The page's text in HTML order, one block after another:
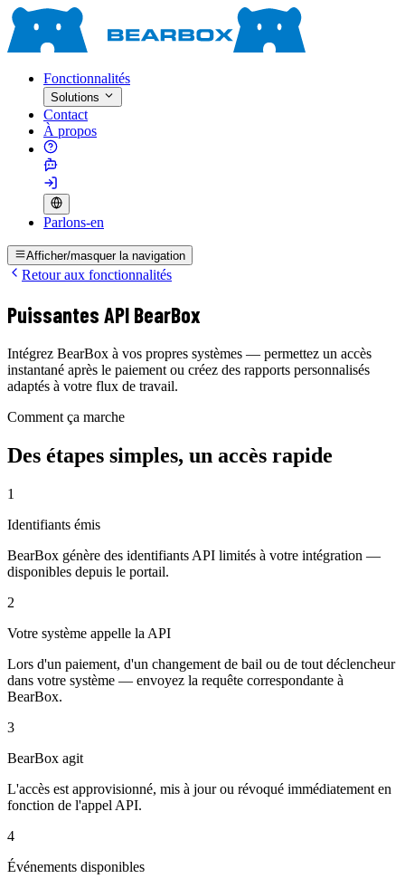
Fonctionnalités
Solutions
Contact
À propos
Parlons-en
Afficher/masquer la navigation
Retour aux fonctionnalités
Puissantes API BearBox
Intégrez BearBox à vos propres systèmes — permettez un accès
instantané après le paiement ou créez des rapports personnalisés
adaptés à votre flux de travail.
Comment ça marche
Des étapes simples, un accès rapide
1
Identifiants émis
BearBox génère des identifiants API limités à votre intégration —
disponibles depuis le portail.
2
Votre système appelle la API
Lors d'un paiement, d'un changement de bail ou de tout déclencheur
dans votre système — envoyez la requête correspondante à
BearBox.
3
BearBox agit
L'accès est approvisionné, mis à jour ou révoqué immédiatement en
fonction de l'appel API.
4
Événements disponibles